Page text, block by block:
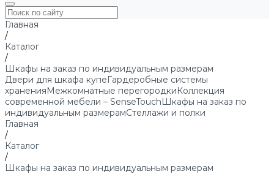
Главная
/
Каталог
/
Шкафы на заказ по индивидуальным размерам
Двери для шкафа купеГардеробные системы
храненияМежкомнатные перегородкиКоллекция
современной мебели – SenseTouchШкафы на заказ по
индивидуальным размерамСтеллажи и полки
Главная
/
Каталог
/
Шкафы на заказ по индивидуальным размерам